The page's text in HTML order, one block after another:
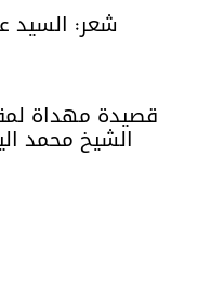
شعر: السيد
قصيدة مهداة
الشيخ محمد